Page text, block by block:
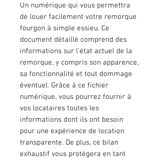
Un numérique qui vous permettra
de louer facilement votre remorque
fourgon à simple essieu. Ce
document détaillé comprend des
informations sur l'état actuel de la
remorque, y compris son apparence,
sa fonctionnalité et tout dommage
éventuel. Grâce à ce fichier
numérique, vous pourrez fournir à
vos locataires toutes les
informations dont ils ont besoin
pour une expérience de location
transparente. De plus, ce bilan
exhaustif vous protègera en tant